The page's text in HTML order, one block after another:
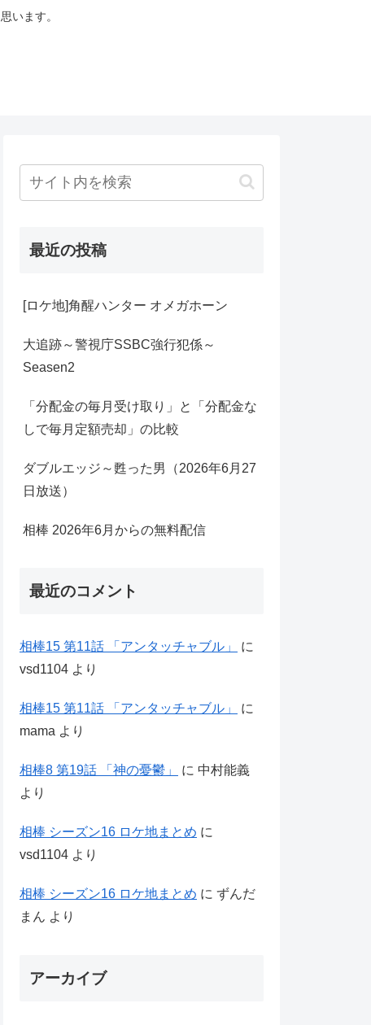
います。
最近の投稿
[ロケ地]角醒ハンター オメガホーン
大追跡～警視庁SSBC強行犯係～
Seasen2
「分配金の毎月受け取り」と「分配金な
しで毎月定額売却」の比較
ダブルエッジ～甦った男（2026年6月27
日放送）
相棒 2026年6月からの無料配信
最近のコメント
相棒15 第11話 「アンタッチャブル」
に
vsd1104 より
相棒15 第11話 「アンタッチャブル」
に
mama より
相棒8 第19話 「神の憂鬱」 に 中村能義
より
相棒 シーズン16 ロケ地まとめ に
vsd1104 より
相棒 シーズン16 ロケ地まとめ に ずんだ
まん より
アーカイブ